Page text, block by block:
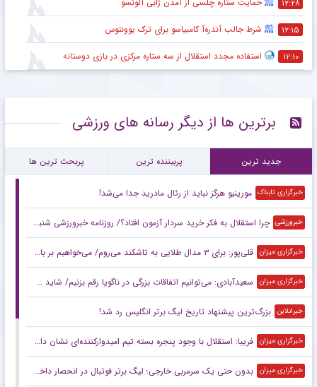
۱۲:۲۸
۱۲:۱۵ شرط جالب آندره‌آ کامبیاسو برای ترک یوونتوس
۱۲:۱۰ استفاده مجدد استقلال از سه ستاره مرکزی در بازی دوستانه
برترین ها از دیگر رسانه های ورزشی
جدید ترین پربیننده ترین پربحث ترین ها
خبرگزاری تابناک مورینیو هرگز نباید از رئال مادرید جدا می‌شد!
خبرورزشی چرا استقلال به فکر خرید سردار آزمون افتاد؟/ روزنامه خبرورزشی شنبه را ببینید
خبرگزاری میزان قلی‌پور: برای ۳ مدال طلایی به تاشکند می‌روم/ می‌خواهیم بر بام آسیا بایستیم
خبرگزاری میزان سعیدآبادی: می‌توانیم اتفاقات بزرگی در ناگویا رقم بزنیم/ شاید حریفانم از سبک مبارزه من شگفت‌زده شوند
خبرانلاین بزرگ‌ترین پیشنهاد تاریخ لیگ برتر انگلیس رد شد!
خبرگزاری میزان فریبا: استقلال با وجود پنجره بسته تیم امیدوارکننده‌ای نشان داد/ لیگ امسال قابل پیش‌بینی نیست
خبرگزاری میزان بدون حتی یک سرمربی خارجی؛ لیگ برتر فوتبال در انحصار داخلی‌ها/ فصل آزمون مربیان ایرانی با چاشنی تکرار و فرصت طلایی